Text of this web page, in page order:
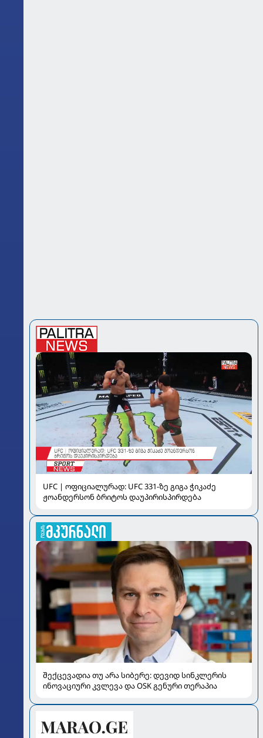
UFC | ოფიციალურად: UFC 331-ზე გიგა ჭიკაძე
ჟოანდერსონ ბრიტოს დაუპირისპირდება
შექცევადია თუ არა სიბერე: დევიდ სინკლერის
ინოვაციური კვლევა და OSK გენური თერაპია